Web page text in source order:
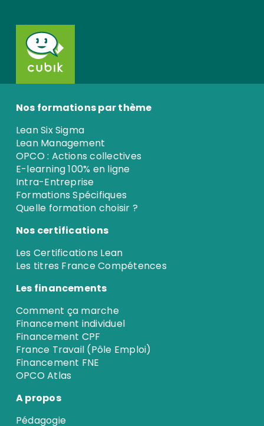
Nos formations par thème
Lean Six Sigma
Lean Management
OPCO : Actions collectives
E-learning 100% en ligne
Intra-Entreprise
Formations Spécifiques
Quelle formation choisir ?
Nos certifications
Les Certifications Lean
Les titres France Compétences
Les financements
Comment ça marche
Financement individuel
Financement CPF
France Travail (Pôle Emploi)
Financement FNE
OPCO Atlas
A propos
Pédagogie